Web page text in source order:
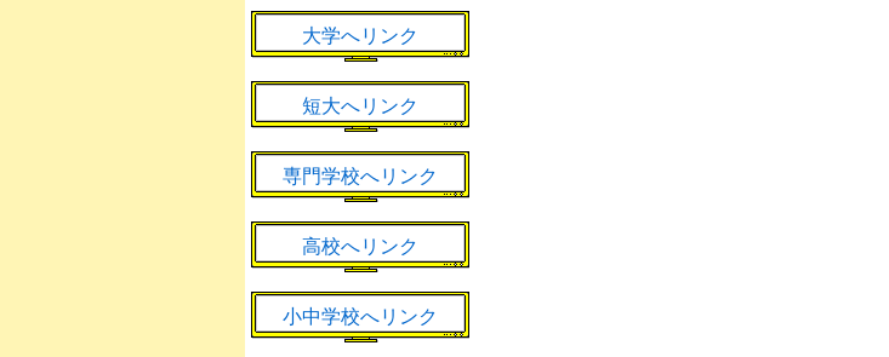
2026年5月1日
大学へリンク
短大へリンク
専門学校へリンク
高校へリンク
小中学校へリンク